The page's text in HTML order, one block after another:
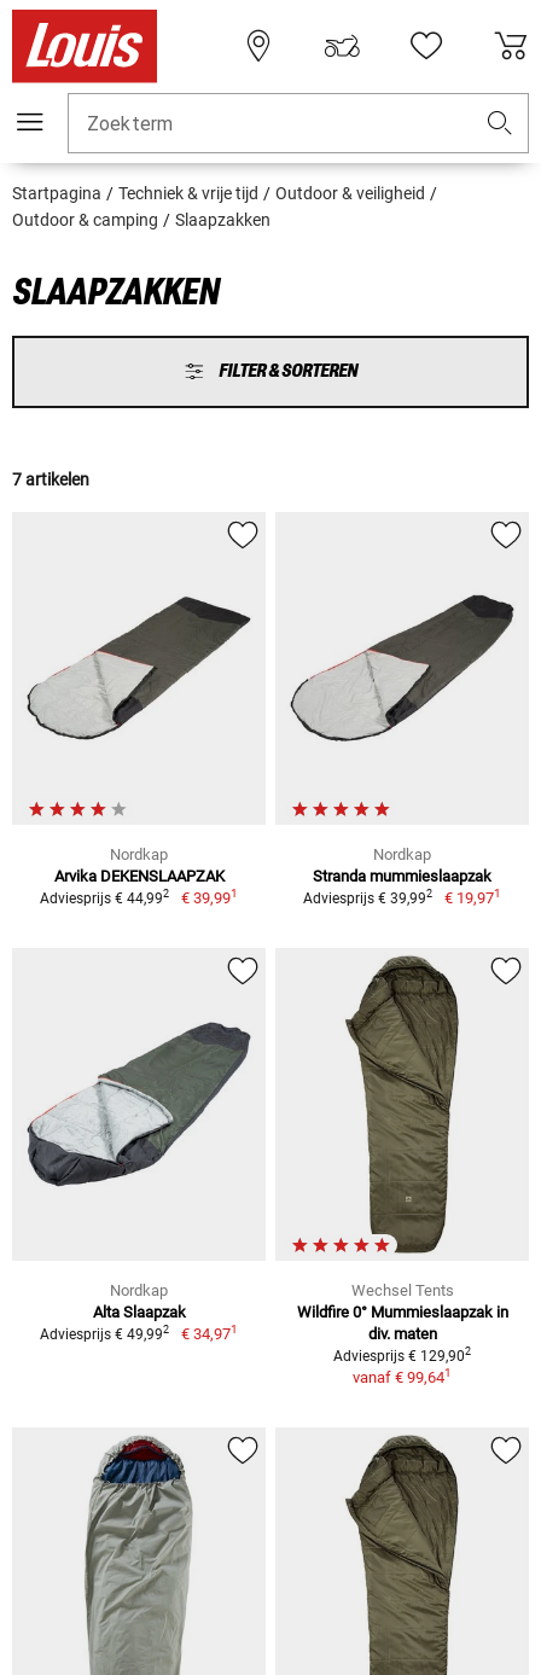
Zoekterm
Startpagina Techniek & vrije tijd
Outdoor & veiligheid
Outdoor & camping
Slaapzakken
SLAAPZAKKEN
FILTER & SORTEREN
7 artikelen
Nordkap
Arvika DEKENSLAAPZAK
Adviesprijs € 44,992 € 39,991
Nordkap
Stranda mummieslaapzak
Adviesprijs € 39,992 € 19,971
Nordkap
Alta Slaapzak
Adviesprijs € 49,992 € 34,971
Wechsel Tents
Wildfire 0° Mummieslaapzak in
div. maten
Adviesprijs € 129,902
vanaf € 99,641